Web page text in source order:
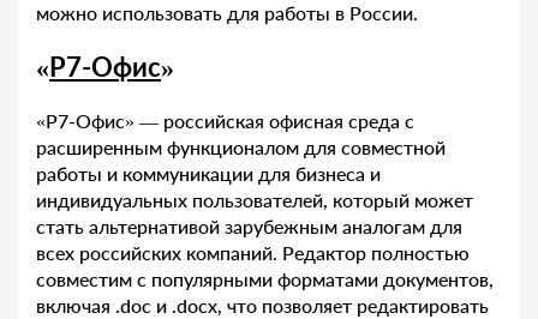
можно использовать для работы в России.
«Р7-Офис»
«Р7-Офис» — российская офисная среда с
расширенным функционалом для совместной
работы и коммуникации для бизнеса и
индивидуальных пользователей, который может
стать альтернативой зарубежным аналогам для
всех российских компаний. Редактор полностью
совместим с популярными форматами документов,
включая .doc и .docx, что позволяет редактировать